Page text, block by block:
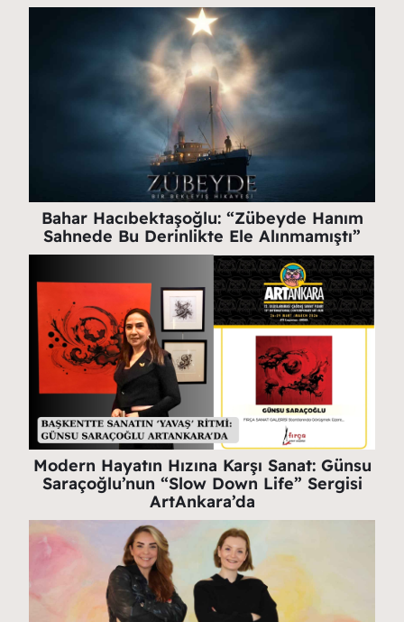
Bahar Hacıbektaşoğlu: “Zübeyde Hanım
Sahnede Bu Derinlikte Ele Alınmamıştı”
Modern Hayatın Hızına Karşı Sanat: Günsu
Saraçoğlu’nun “Slow Down Life” Sergisi
ArtAnkara’da